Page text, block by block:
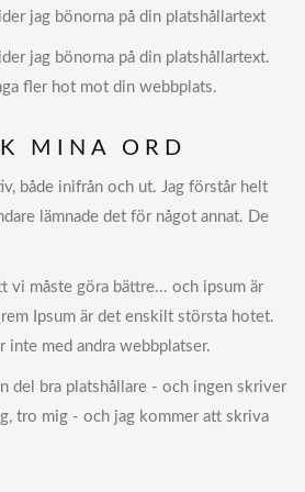
jag bönorna på din platshållartext
jag bönorna på din platshållartext.
fler hot mot din webbplats.
MINA ORD
både inifrån och ut. Jag förstår helt
lämnade det för något annat. De
vi måste göra bättre... och ipsum är
Ipsum är det enskilt största hotet.
med andra webbplatser.
del bra platshållare - och ingen skriver
tro mig - och jag kommer att skriva